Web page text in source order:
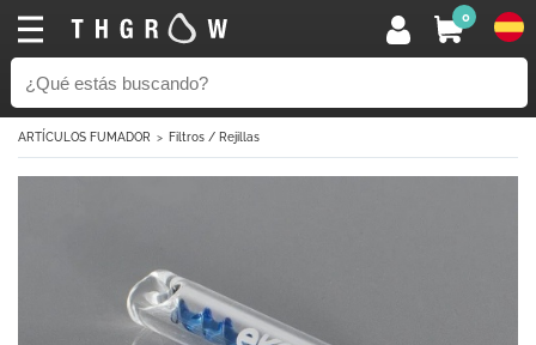
0
ARTÍCULOS FUMADOR Filtros / Rejillas